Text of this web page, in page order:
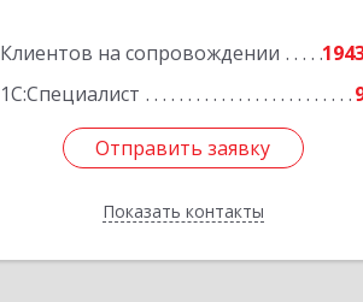
Клиентов на сопровождении
1С:Специалист
Отправить заявку
Показать контакты
Отправить заявку
Назад